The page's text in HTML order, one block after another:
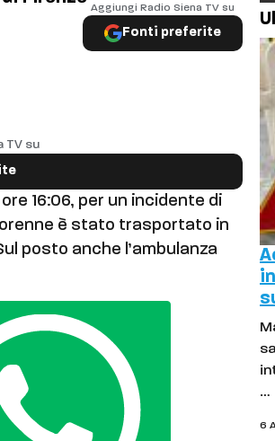
Aggiungi Radio Siena TV su
Fonti preferite
TV su
16:06, per un incidente di
è stato trasportato in
posto anche l’ambulanza
…
6